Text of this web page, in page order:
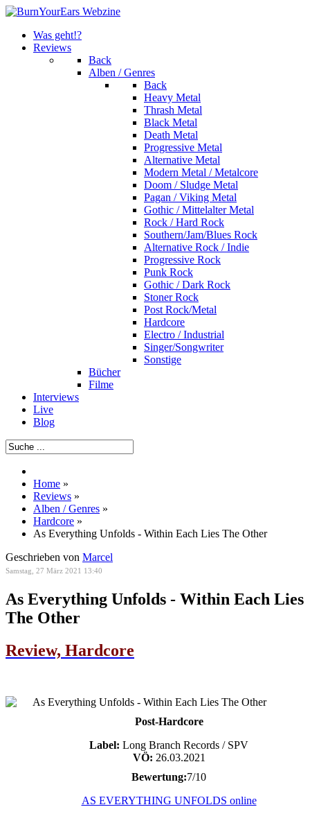
Was geht!?
Reviews
Back
Alben / Genres
Back
Heavy Metal
Thrash Metal
Black Metal
Death Metal
Progressive Metal
Alternative Metal
Modern Metal / Metalcore
Doom / Sludge Metal
Pagan / Viking Metal
Gothic / Mittelalter Metal
Rock / Hard Rock
Southern/Jam/Blues Rock
Alternative Rock / Indie
Progressive Rock
Punk Rock
Gothic / Dark Rock
Stoner Rock
Post Rock/Metal
Hardcore
Electro / Industrial
Singer/Songwriter
Sonstige
Bücher
Filme
Interviews
Live
Blog
Home »
Reviews »
Alben / Genres »
Hardcore »
As Everything Unfolds - Within Each Lies The Other
Geschrieben von Marcel
Samstag, 27 März 2021 13:40
As Everything Unfolds - Within Each Lies
The Other
Review, Hardcore
Post-Hardcore
Label: Long Branch Records / SPV
VÖ: 26.03.2021
Bewertung:7/10
AS EVERYTHING UNFOLDS online